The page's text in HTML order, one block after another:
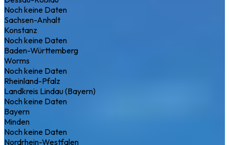
Noch keine Daten
Sachsen-Anhalt
Konstanz
Noch keine Daten
Baden-Württemberg
Worms
Noch keine Daten
Rheinland-Pfalz
Landkreis Lindau (Bayern)
Noch keine Daten
Bayern
Minden
Noch keine Daten
Nordrhein-Westfalen